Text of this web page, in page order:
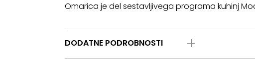
Omarica je del sestavljivega programa kuhinj
DODATNE PODROBNOSTI